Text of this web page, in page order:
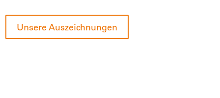
Unsere Auszeichnungen